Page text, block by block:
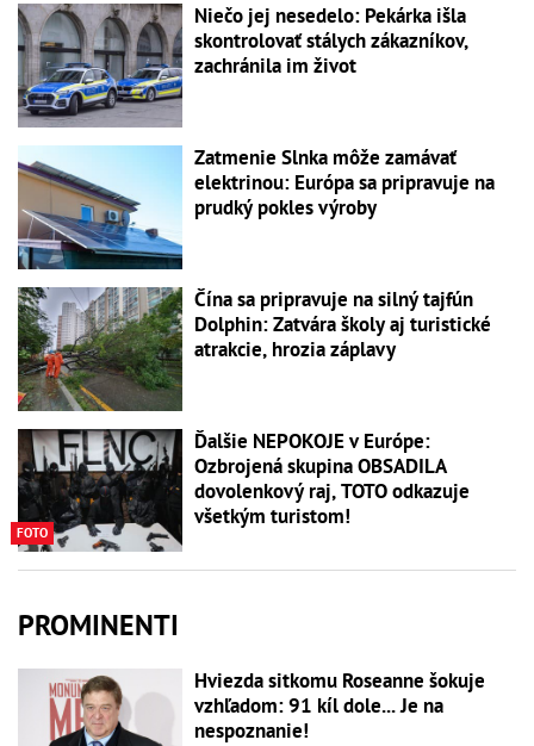
Niečo jej nesedelo: Pekárka išla
skontrolovať stálych zákazníkov,
zachránila im život
Zatmenie Slnka môže zamávať
elektrinou: Európa sa pripravuje na
prudký pokles výroby
Čína sa pripravuje na silný tajfún
Dolphin: Zatvára školy aj turistické
atrakcie, hrozia záplavy
FOTO
Ďalšie NEPOKOJE v Európe:
Ozbrojená skupina OBSADILA
dovolenkový raj, TOTO odkazuje
všetkým turistom!
PROMINENTI
Hviezda sitkomu Roseanne šokuje
vzhľadom: 91 kíl dole... Je na
nespoznanie!